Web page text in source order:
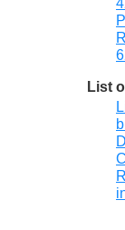
List